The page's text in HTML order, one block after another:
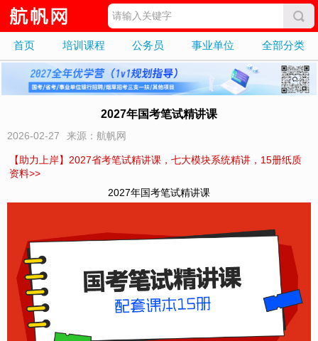
首页 培训课程 公务员 事业单位 全部分类
2027年国考笔试精讲课
2026-02-27 来源：航帆网
【助力上岸】2027省考笔试精讲课，七大模块系统精讲，15册纸质
资料>>
2027年国考笔试精讲课